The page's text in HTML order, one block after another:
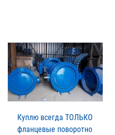
Куплю всегда ТОЛЬКО
фланцевые поворотно